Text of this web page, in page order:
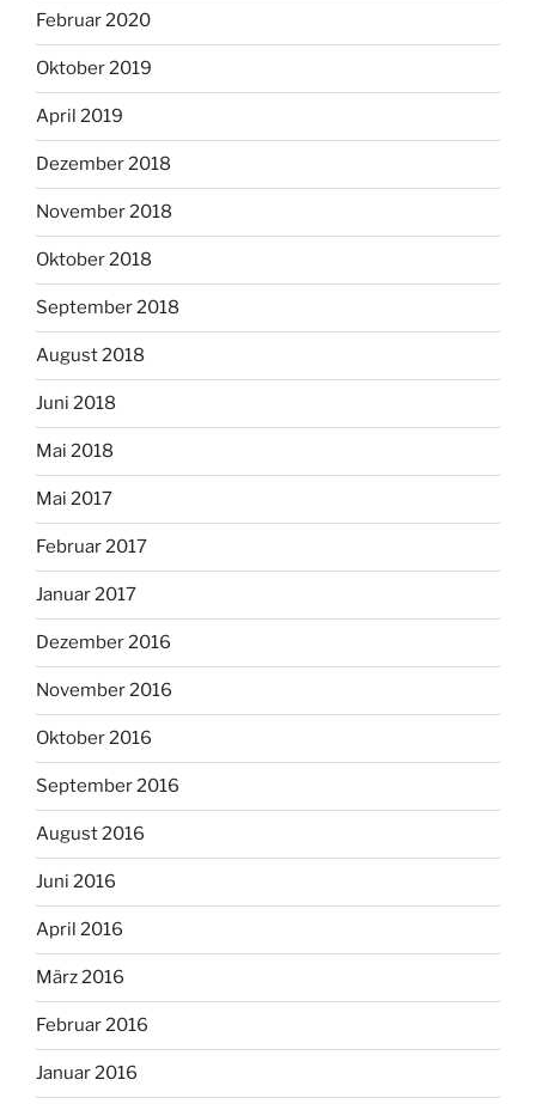
Februar 2020
Oktober 2019
April 2019
Dezember 2018
November 2018
Oktober 2018
September 2018
August 2018
Juni 2018
Mai 2018
Mai 2017
Februar 2017
Januar 2017
Dezember 2016
November 2016
Oktober 2016
September 2016
August 2016
Juni 2016
April 2016
März 2016
Februar 2016
Januar 2016